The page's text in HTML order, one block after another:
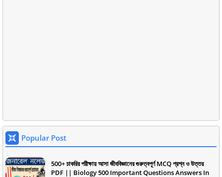
Popular Post
500+ চাকরির পরীক্ষায় আসা জীববিজ্ঞানের গুরুত্বপূর্ণ MCQ প্রশ্ন ও উত্তর
PDF || Biology 500 Important Questions Answers In